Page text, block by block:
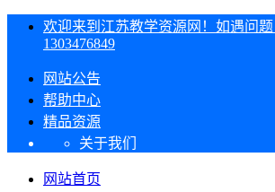
欢迎来到江苏教学资源网！如遇问题
1303476849
网站公告
帮助中心
精品资源
关于我们
网站首页